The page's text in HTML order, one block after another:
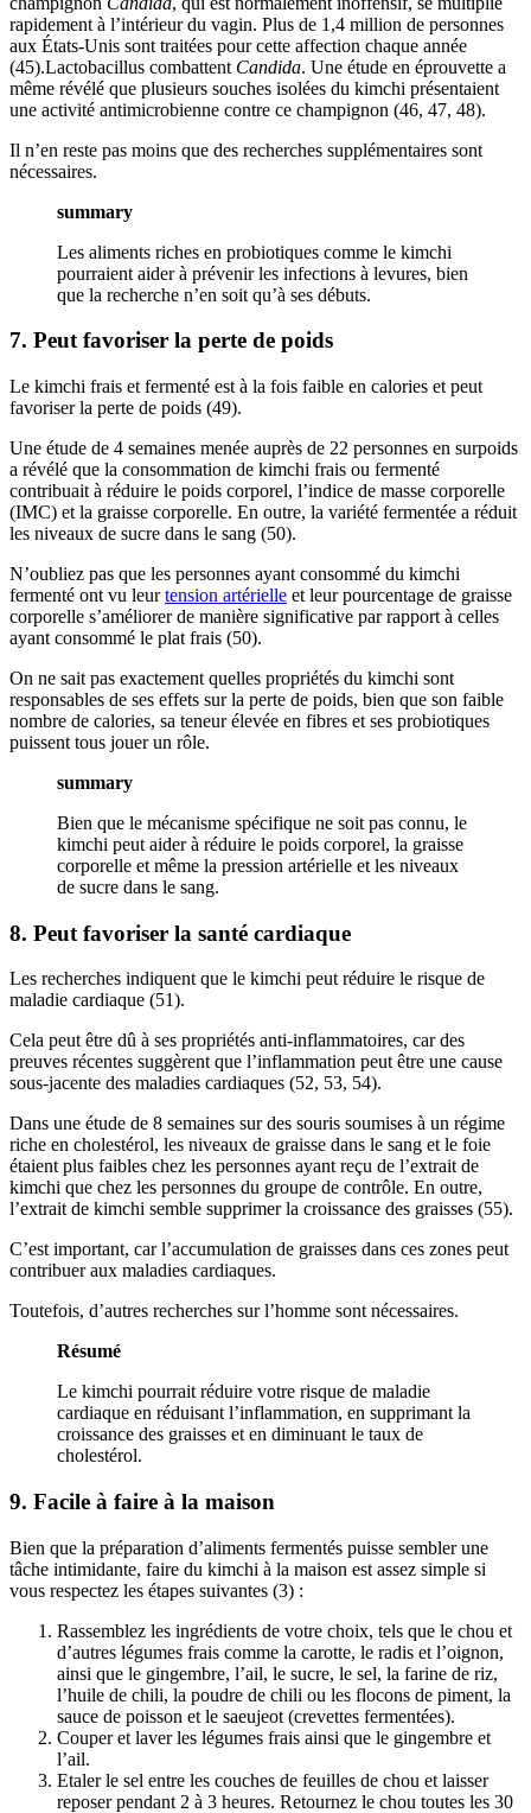
rapidement à l’intérieur du vagin. Plus de 1,4 million de personnes
aux États-Unis sont traitées pour cette affection chaque année
(45).Lactobacillus combattent Candida. Une étude en éprouvette a
même révélé que plusieurs souches isolées du kimchi présentaient
une activité antimicrobienne contre ce champignon (46, 47, 48).
Il n’en reste pas moins que des recherches supplémentaires sont
nécessaires.
summary
Les aliments riches en probiotiques comme le kimchi
pourraient aider à prévenir les infections à levures, bien
que la recherche n’en soit qu’à ses débuts.
7. Peut favoriser la perte de poids
Le kimchi frais et fermenté est à la fois faible en calories et peut
favoriser la perte de poids (49).
Une étude de 4 semaines menée auprès de 22 personnes en surpoids
a révélé que la consommation de kimchi frais ou fermenté
contribuait à réduire le poids corporel, l’indice de masse corporelle
(IMC) et la graisse corporelle. En outre, la variété fermentée a réduit
les niveaux de sucre dans le sang (50).
N’oubliez pas que les personnes ayant consommé du kimchi
fermenté ont vu leurtension artérielle et leur pourcentage de graisse
corporelle s’améliorer de manière significative par rapport à celles
ayant consommé le plat frais (50).
On ne sait pas exactement quelles propriétés du kimchi sont
responsables de ses effets sur la perte de poids, bien que son faible
nombre de calories, sa teneur élevée en fibres et ses probiotiques
puissent tous jouer un rôle.
summary
Bien que le mécanisme spécifique ne soit pas connu, le
kimchi peut aider à réduire le poids corporel, la graisse
corporelle et même la pression artérielle et les niveaux
de sucre dans le sang.
8. Peut favoriser la santé cardiaque
Les recherches indiquent que le kimchi peut réduire le risque de
maladie cardiaque (51).
Cela peut être dû à ses propriétés anti-inflammatoires, car des
preuves récentes suggèrent que l’inflammation peut être une cause
sous-jacente des maladies cardiaques (52, 53, 54).
Dans une étude de 8 semaines sur des souris soumises à un régime
riche en cholestérol, les niveaux de graisse dans le sang et le foie
étaient plus faibles chez les personnes ayant reçu de l’extrait de
kimchi que chez les personnes du groupe de contrôle. En outre,
l’extrait de kimchi semble supprimer la croissance des graisses (55).
C’est important, car l’accumulation de graisses dans ces zones peut
contribuer aux maladies cardiaques.
Toutefois, d’autres recherches sur l’homme sont nécessaires.
Résumé
Le kimchi pourrait réduire votre risque de maladie
cardiaque en réduisant l’inflammation, en supprimant la
croissance des graisses et en diminuant le taux de
cholestérol.
9. Facile à faire à la maison
Bien que la préparation d’aliments fermentés puisse sembler une
tâche intimidante, faire du kimchi à la maison est assez simple si
vous respectez les étapes suivantes (3) :
Rassemblez les ingrédients de votre choix, tels que le chou et
d’autres légumes frais comme la carotte, le radis et l’oignon,
ainsi que le gingembre, l’ail, le sucre, le sel, la farine de riz,
l’huile de chili, la poudre de chili ou les flocons de piment, la
sauce de poisson et le saeujeot (crevettes fermentées).
Couper et laver les légumes frais ainsi que le gingembre et
l’ail.
Etaler le sel entre les couches de feuilles de chou et laisser
reposer pendant 2 à 3 heures. Retournez le chou toutes les 30